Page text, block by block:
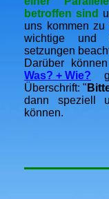
betroffen sind
uns kommen
wichtige und
setzungen
Darüber
Was? + Wie?
Überschrift: "
dann speziell
können.